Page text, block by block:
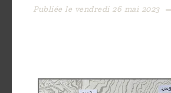
votre thé
Publiée le vendredi 26 mai 2023